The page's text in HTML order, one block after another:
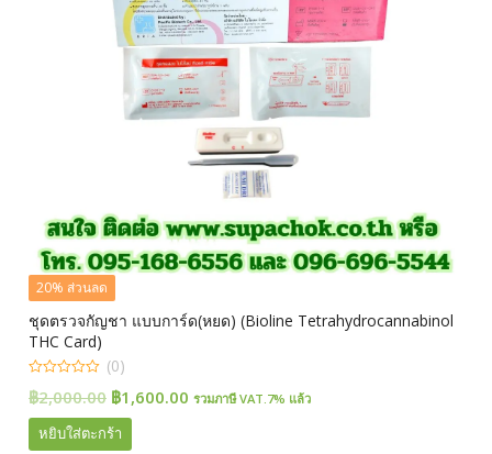
20% ส่วนลด
ชุดตรวจกัญชา แบบการ์ด(หยด) (Bioline Tetrahydrocannabinol
THC Card)
out
(0)
฿2,000.00 Original
price
was:
฿1,600.00 Current
รวมภาษี VAT.7% แล้ว
หยิบใส่ตะกร้า